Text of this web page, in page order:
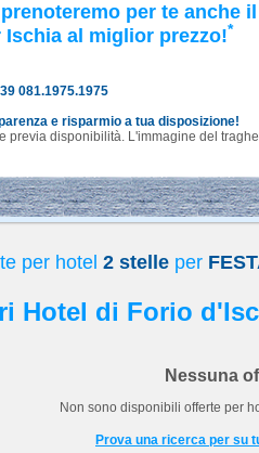
per te anche il
Ischia al miglior prezzo!*
081.1975.1975
e risparmio a tua disposizione!
previa disponibilità. L'immagine del
per hotel 2 stelleper
Hotel di Forio
Nessuna
Non sono disponibili offerte per
Prova una ricerca per su